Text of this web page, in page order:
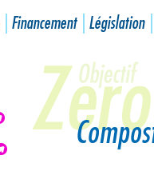
Financement Législation